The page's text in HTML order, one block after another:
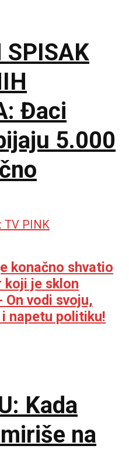
SPISAK
Đaci
5.000
konačno shvatio
koji je sklon
On vodi svoju,
napetu politiku!
Kada
na